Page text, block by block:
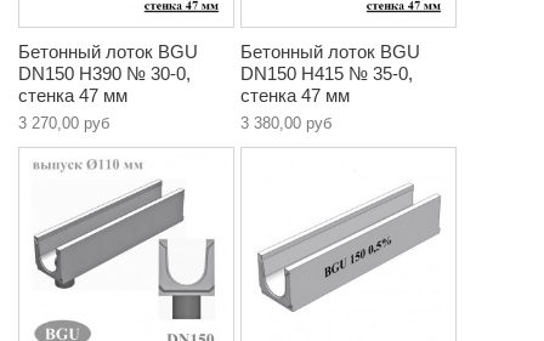
Бетонный лоток BGU
DN150 H390 № 30-0,
стенка 47 мм
3 270,00 руб
Бетонный лоток BGU
DN150 H415 № 35-0,
стенка 47 мм
3 380,00 руб